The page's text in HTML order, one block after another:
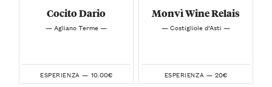
Cocito Dario
— Agliano Terme —
ESPERIENZA — 10.00€
Monvì Wine Relais
— Costigliole d’Asti —
ESPERIENZA — 20€